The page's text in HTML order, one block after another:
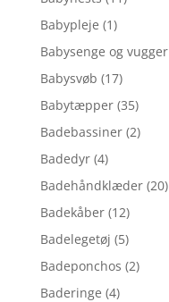
Babypleje (1)
Babysenge og vugger
Babysvøb (17)
Babytæpper (35)
Badebassiner (2)
Badedyr (4)
Badehåndklæder (20)
Badekåber (12)
Badelegetøj (5)
Badeponchos (2)
Baderinge (4)